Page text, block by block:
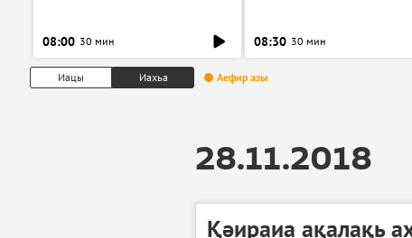
08:00 30 мин 08:30 30 мин
Иацы Иахьа Аефир азы
28.11.2018
Қәираиа ақалақь